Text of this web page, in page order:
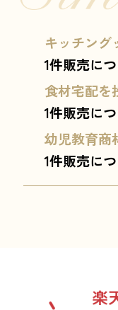
キッチン
1件販売に
食材宅配
1件販売に
幼児教育
1件販売に